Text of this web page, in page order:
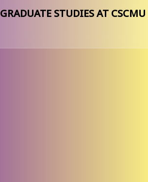
GRADUATE STUDIES AT CSCMU